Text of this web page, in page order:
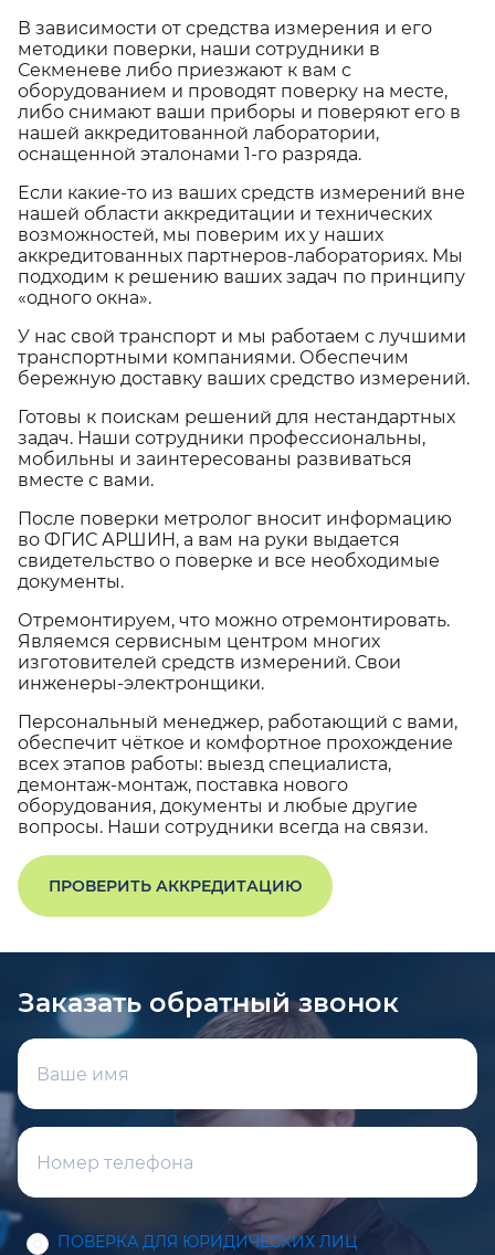
В зависимости от средства измерения и его
методики поверки, наши сотрудники в
Секменеве либо приезжают к вам с
оборудованием и проводят поверку на месте,
либо снимают ваши приборы и поверяют его в
нашей аккредитованной лаборатории,
оснащенной эталонами 1-го разряда.
Если какие-то из ваших средств измерений вне
нашей области аккредитации и технических
возможностей, мы поверим их у наших
аккредитованных партнеров-лабораториях. Мы
подходим к решению ваших задач по принципу
«одного окна».
У нас свой транспорт и мы работаем с лучшими
транспортными компаниями. Обеспечим
бережную доставку ваших средство измерений.
Готовы к поискам решений для нестандартных
задач. Наши сотрудники профессиональны,
мобильны и заинтересованы развиваться
вместе с вами.
После поверки метролог вносит информацию
во ФГИС АРШИН, а вам на руки выдается
свидетельство о поверке и все необходимые
документы.
Отремонтируем, что можно отремонтировать.
Являемся сервисным центром многих
изготовителей средств измерений. Свои
инженеры-электронщики.
Персональный менеджер, работающий с вами,
обеспечит чёткое и комфортное прохождение
всех этапов работы: выезд специалиста,
демонтаж-монтаж, поставка нового
оборудования, документы и любые другие
вопросы. Наши сотрудники всегда на связи.
ПРОВЕРИТЬ АККРЕДИТАЦИЮ
Заказать обратный звонок
ПОВЕРКА ДЛЯ ЮРИДИЧЕСКИХ ЛИЦ